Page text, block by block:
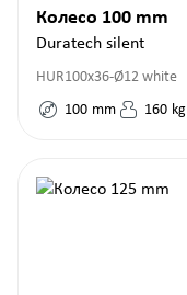
Колесо 100 mm
Duratech silent
HUR100x36-Ø12 white
100 mm 160 kg